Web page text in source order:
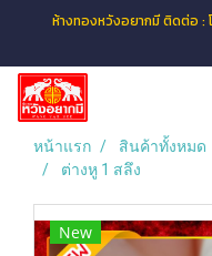
ห้างทองหวังอยากมี ติดต่อ
หน้าแรก สินค้าทั้งหมด
ต่างหู 1 สลึง
New